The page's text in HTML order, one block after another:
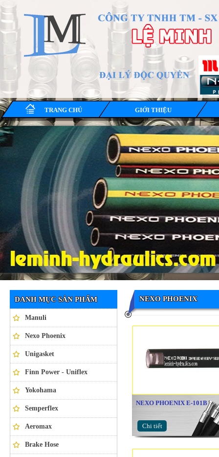
TRANG CHỦ GIỚI THIỆU
Ống thủy lực NEXO PHOENIX
DANH MỤC SẢN PHẨM
Manuli
Nexo Phoenix
Unigasket
Finn Power - Uniflex
Yokohama
Semperflex
Aeromax
Brake Hose
NEXO PHOENIX
NEXO PHOENIX E-101B
Chi tiết